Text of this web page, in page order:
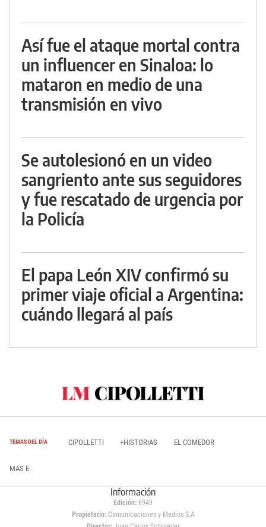
Así fue el ataque mortal contra
un influencer en Sinaloa: lo
mataron en medio de una
transmisión en vivo
Se autolesionó en un video
sangriento ante sus seguidores
y fue rescatado de urgencia por
la Policía
El papa León XIV confirmó su
primer viaje oficial a Argentina:
cuándo llegará al país
TEMAS DEL DÍA CIPOLLETTI +HISTORIAS EL COMEDOR
MAS E
Información
Edición: 6949
Propietario:Comunicaciones y Medios S.A